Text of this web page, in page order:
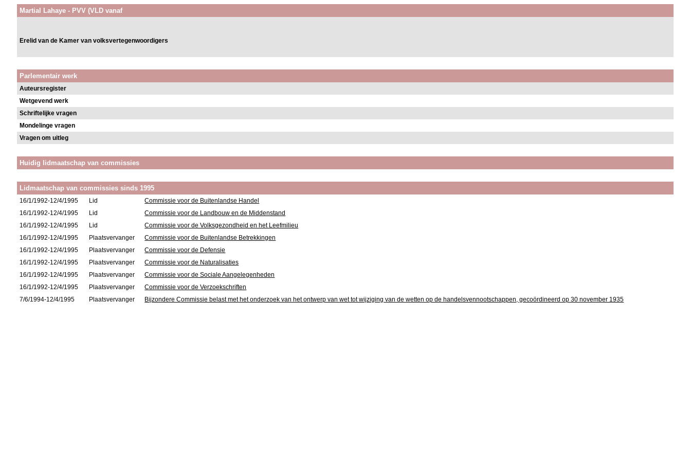
Martial Lahaye - PVV (VLD vanaf
Erelid van de Kamer van volksvertegenwoordigers
Parlementair werk
Auteursregister
Wetgevend werk
Schriftelijke vragen
Mondelinge vragen
Vragen om uitleg
Huidig lidmaatschap van commissies
Lidmaatschap van commissies sinds 1995
16/1/1992-12/4/1995 Lid
Commissie voor de Buitenlandse Handel
16/1/1992-12/4/1995
Lid
Commissie voor de Landbouw en de Middenstand
16/1/1992-12/4/1995
Lid
Commissie voor de Volksgezondheid en het Leefmilieu
16/1/1992-12/4/1995
Plaatsvervanger
Commissie voor de Buitenlandse Betrekkingen
16/1/1992-12/4/1995
Plaatsvervanger
Commissie voor de Defensie
16/1/1992-12/4/1995
Plaatsvervanger
Commissie voor de Naturalisaties
16/1/1992-12/4/1995
Plaatsvervanger
Commissie voor de Sociale Aangelegenheden
16/1/1992-12/4/1995
Plaatsvervanger
Commissie voor de Verzoekschriften
7/6/1994-12/4/1995
Plaatsvervanger Bijzondere Commissie belast met het onderzoek van het ontwerp van wet tot wijziging van de wetten op de handelsvennootschappen, gecoördineerd op 30 november 1935